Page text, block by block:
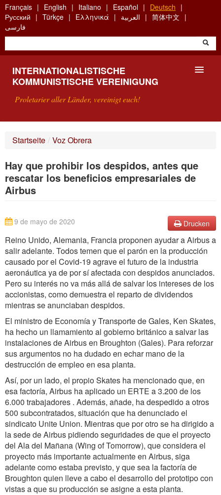
Skip
to
main
content
Français English Italiano Español
Deutsch
Русский
Türkçe Ελληνικά العربية
简体中文
فارسی
INTERNATIONALISTISCHE
KOMMUNISTISCHE VEREINIGUNG
Proletarier aller Länder, vereinigt euch!
SUCHE
KONTAKT
Startseite / Voz Obrera
Hay que prohibir los despidos, antes que
rescatar los beneficios empresariales de
Airbus
Drucken
9 de mayo de 2020
Reino Unido, Alemania, Francia proponen ayudar a Airbus a
salir adelante. Todos temen que el parón en la producción
causado por el Covid-19 agrave el futuro de la industria
aeronáutica ya de por sí afectada con despidos anunciados.
Pero su interés no va más allá de salvar los intereses de los
accionistas, como demuestra el reparto de dividendos
mientras se anunciaban despidos.
El ministro de Economía y Transporte de Gales, Ken Skates,
ha hecho un llamamiento al gobierno británico a salvar las
instalaciones de Airbus en Broughton (Gales). Para reforzar
sus argumentos no ha dudado en echar mano de la
destrucción de empleo en esa planta.
Así, por un lado, el propio Skates ha mencionado que, en
esa factoría, Airbus ha aplicado un ERTE a 3.200 de los
6.000 trabajadores . Además, añade, ha despedido a otros
500 subcontratados, situación que ha denunciado el
sindicato Unite Union. Mientras que por otro se ha dirigido a
la sede de Airbus pidiendo seguridades de que el proyecto
del Ala del Mañana (Wing of Tomorrow), que considera el
proyecto más importante actualmente en Airbus, siga
adelante como estaba previsto, y que sea la factoría de
Broughton quien lleve a cabo el desarrollo del prototipo con
vistas a que su producción se asigne a esta planta.